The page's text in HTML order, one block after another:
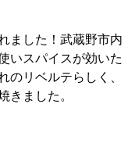
ました！武蔵野市内
いスパイスが効いた
のリベルテらしく、
きました。